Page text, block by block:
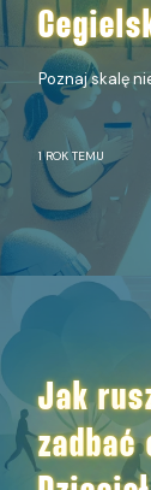
Poznaj skalę
1 ROK TEMU
Jak
zadbać